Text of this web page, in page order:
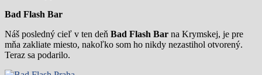
Bad Flash Bar
Náš posledný cieľ v ten deň Bad Flash Bar na Krymskej, je pre
mňa zakliate miesto, nakoľko som ho nikdy nezastihol otvorený.
Teraz sa podarilo.